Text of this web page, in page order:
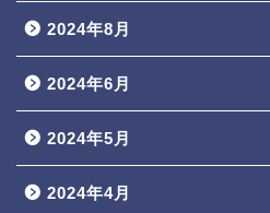
2024年8月
2024年6月
2024年5月
2024年4月